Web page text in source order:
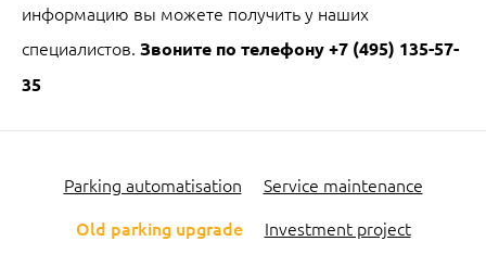
информацию вы можете получить у наших
специалистов. Звоните по телефону+7 (495) 135-57-
35
Parking automatisation
Service maintenance
Old parking upgrade
Investment project